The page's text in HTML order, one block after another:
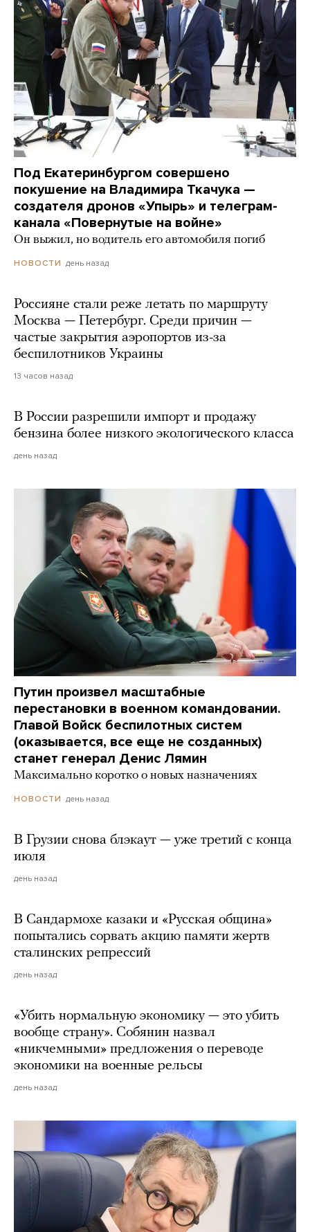
Под Екатеринбургом совершено
покушение на Владимира Ткачука —
создателя дронов «Упырь» и телеграм-
канала «Повернутые на войне»
Он выжил, но водитель его автомобиля погиб
НОВОСТИ день назад
Россияне стали реже летать по маршруту
Москва — Петербург. Среди причин —
частые закрытия аэропортов из-за
беспилотников Украины
13 часов назад
В России разрешили импорт и продажу
бензина более низкого экологического класса
день назад
Путин произвел масштабные
перестановки в военном командовании.
Главой Войск беспилотных систем
(оказывается, все еще не созданных)
станет генерал Денис Лямин
Максимально коротко о новых назначениях
НОВОСТИ день назад
В Грузии снова блэкаут — уже третий с конца
июля
день назад
В Сандармохе казаки и «Русская община»
попытались сорвать акцию памяти жертв
сталинских репрессий
день назад
«Убить нормальную экономику — это убить
вообще страну». Собянин назвал
«никчемными» предложения о переводе
экономики на военные рельсы
день назад